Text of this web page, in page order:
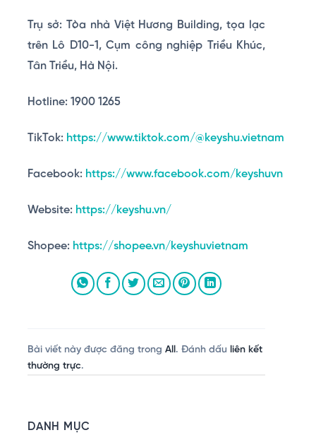
Trụ sở: Tòa nhà Việt Hương Building, tọa lạc
trên Lô D10-1, Cụm công nghiệp Triều Khúc,
Tân Triều, Hà Nội.
Hotline: 1900 1265
TikTok: https://www.tiktok.com/@keyshu.vietnam
Facebook: https://www.facebook.com/keyshuvn
Website: https://keyshu.vn/
Shopee: https://shopee.vn/keyshuvietnam
Bài viết này được đăng trong All . Đánh dấu liên kết
thường trực.
DANH MỤC